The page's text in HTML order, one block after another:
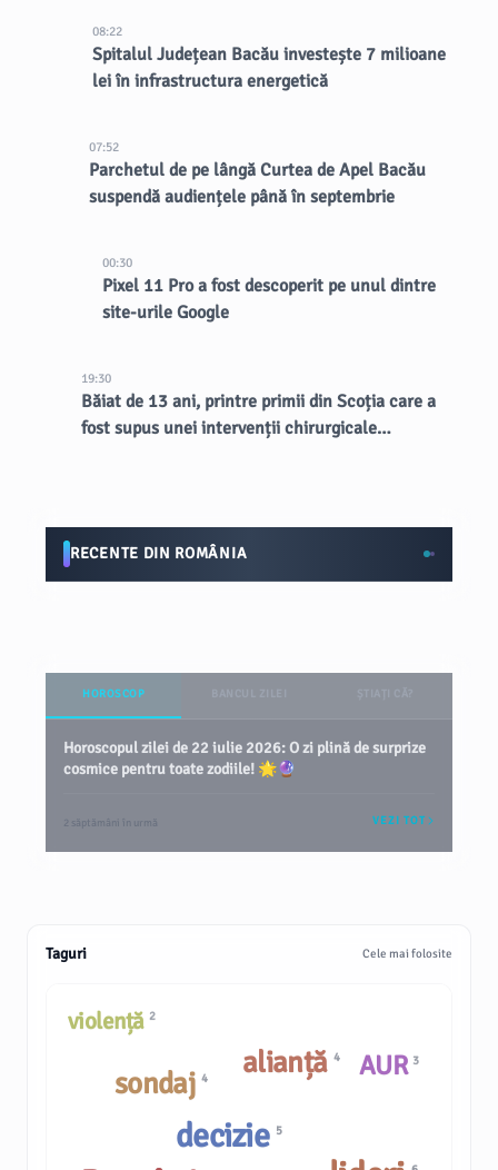
08:22
Spitalul Județean Bacău investește 7 milioane
lei în infrastructura energetică
07:52
Parchetul de pe lângă Curtea de Apel Bacău
suspendă audiențele până în septembrie
00:30
Pixel 11 Pro a fost descoperit pe unul dintre
site-urile Google
19:30
Băiat de 13 ani, printre primii din Scoția care a
fost supus unei intervenții chirurgicale
RECENTE DIN ROMÂNIA
HOROSCOP
Horoscopul zilei de 22 iulie 2026: O zi plină de surprize
cosmice pentru toate zodiile! 🌟🔮
2 săptămâni în urmă VEZI TOT
Taguri Cele mai folosite
AUR 3
decizie 5
sondaj4
violență 2
alianță 4